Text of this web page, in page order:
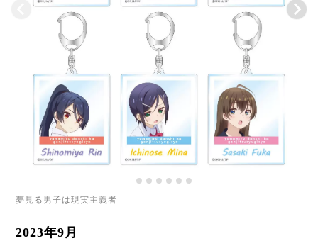
夢見る男子は現実主義者
2023年9月